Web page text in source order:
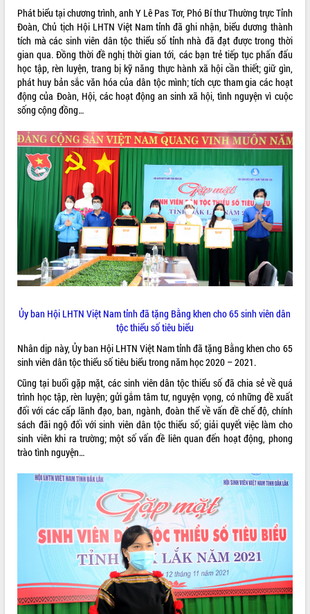
Loading the player...
Khám bệnh, cấp phát thuốc miễn phí
và tặng quà người dân xã Cư Pui
Hội nghị UBND tỉnh Đắk Lắk thường kỳ
tháng 7/2026
Lễ truy tặng danh hiệu “Bà Mẹ Việt
Nam Anh hùng” và trao Huân chương
Lao động
UBND tỉnh Đắk Lắk triển khai nhiệm
Kỳ họp thứ Hai, Hội đồng nhân dân
tỉnh khóa XI quyết nghị nhiều nội dung
Bí thư Tỉnh ủy Lương Nguyễn Minh
Triết thăm, tặng quà người có công với
cách mạng
Rà soát, hoàn thiện hệ thống thiết chế
văn hóa, thể thao đáp ứng yêu cầu
phát triển mới
Thường trực HĐND tỉnh Đắk Lắk gặp
mặt Đoàn chuyên gia y tế TP. Hồ Chí
Minh
Lễ truy điệu và an táng hài cốt liệt sĩ
tại Nghĩa trang Liệt sĩ xã Sơn Hòa
Bàn giải pháp tháo gỡ khó khăn trong
xuất khẩu sầu riêng và triển khai quy
định EUDR
Thứ trưởng Bộ Nông nghiệp và Môi
trường Nguyễn Hoàng Hiệp khảo sát
vùng trồng và doanh nghiệp đóng gói
sầu riêng tại Đắk Lắk
ALBUM ẢNH
LIÊN KẾT WEB
THỐNG KÊ TRUY CẬP
Hôm nay: 14395
66100063
Phát biểu tại chương trình, anh Y Lê Pas Tơr, Phó Bí thư Thường trực Tỉnh
Đoàn, Chủ tịch Hội LHTN Việt Nam tỉnh đã ghi nhận, biểu dương thành
tích mà các sinh viên dân tộc thiểu số tỉnh nhà đã đạt được trong thời
gian qua. Đồng thời đề nghị thời gian tới, các bạn trẻ tiếp tục phấn đấu
học tập, rèn luyện, trang bị kỹ năng thực hành xã hội cần thiết; giữ gìn,
phát huy bản sắc văn hóa của dân tộc mình; tích cực tham gia các hoạt
động của Đoàn, Hội, các hoạt động an sinh xã hội, tình nguyện vì cuộc
sống cộng đồng…
Ủy ban Hội LHTN Việt Nam tỉnh đã tặng Bằng khen cho 65 sinh viên dân
tộc thiểu số tiêu biểu
Nhân dịp này, Ủy ban Hội LHTN Việt Nam tỉnh đã tặng Bằng khen cho 65
sinh viên dân tộc thiểu số tiêu biểu trong năm học 2020 – 2021.
Cũng tại buổi gặp mặt, các sinh viên dân tộc thiểu số đã chia sẻ về quá
trình học tập, rèn luyện; gửi gắm tâm tư, nguyện vọng, có những đề xuất
đối với các cấp lãnh đạo, ban, ngành, đoàn thể về vấn đề chế độ, chính
sách đãi ngộ đối với sinh viên dân tộc thiểu số; giải quyết việc làm cho
sinh viên khi ra trường; một số vấn đề liên quan đến hoạt động, phong
trào tình nguyện…